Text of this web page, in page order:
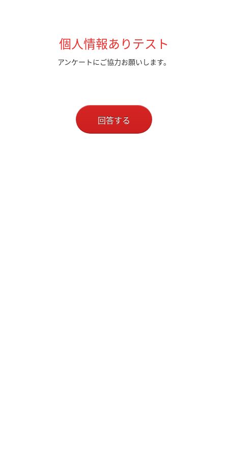
個人情報ありテスト
アンケートにご協力お願いします。
回答する